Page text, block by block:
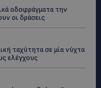
οδοφράγματα την
οι δράσεις
ταχύτητα σε μία νύχτα
ελέγχους